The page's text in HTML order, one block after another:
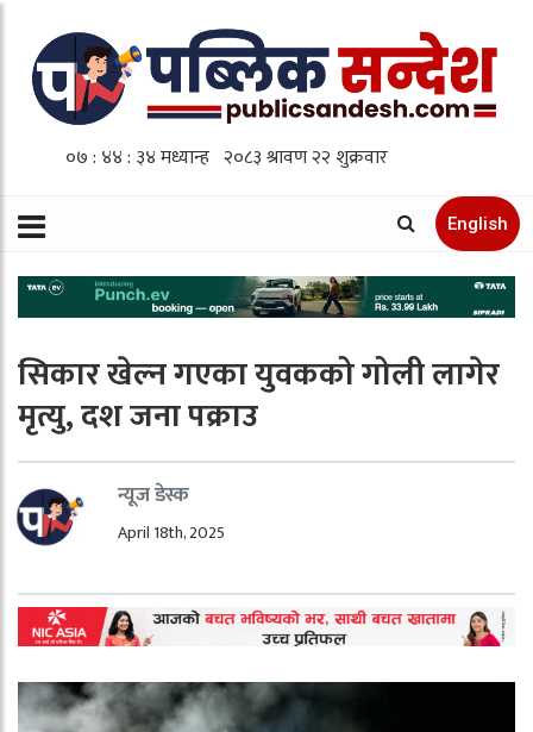
English
सिकार खेल्न गएका युवकको गोली लागेर
मृत्यु, दश जना पक्राउ
न्यूज डेस्क
April 18th, 2025